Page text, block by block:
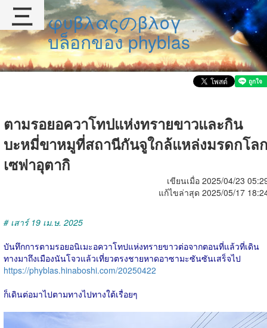
φυβλαςのβλογ
บล็อกของ phyblas
ตามรอยอควาโทปแห่งทรายขาวและกิน
บะหมี่ขาหมูที่สถานีกันจูใกล้แหล่งมรดกโล
เซฟาอุตากิ
เขียนเมื่อ 2025/04/23
แก้ไขล่าสุด 2025/05/17
# เสาร์ 19 เม.ษ. 2025
บันทึกการตามรอยอนิเมะอควาโทปแห่งทรายขาวต่อจากตอนที่แล้วที่เดิน
ทางมาถึงเมืองนันโจวแล้วเที่ยวตรงชายหาดอาซามะซันซันเสร็จไป
https://phyblas.hinaboshi.com/20250422
ก็เดินต่อมาไปตามทางไปทางใต้เรื่อยๆ
三